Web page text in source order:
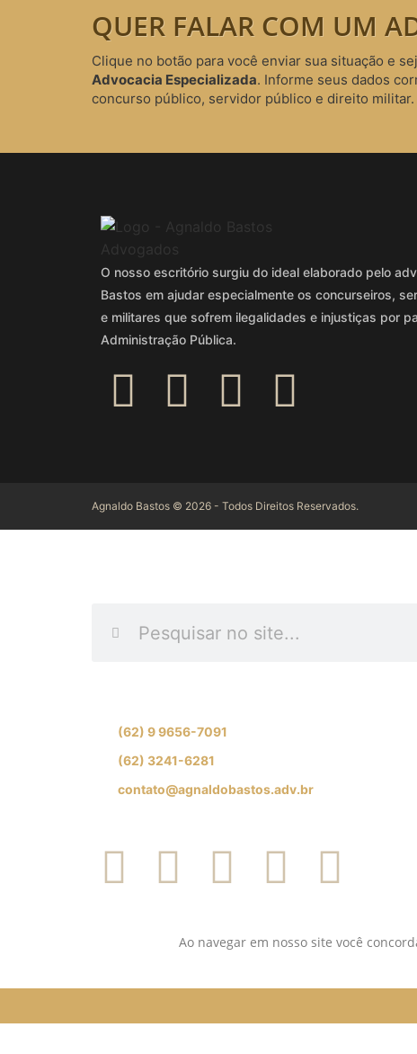
QUER FALAR COM UM
Clique no botão para você enviar sua situação e
Advocacia Especializada. Informe seus dados
concurso público, servidor público e direito militar.
O nosso escritório surgiu do ideal elaborado pelo
Bastos em ajudar especialmente os concurseiros,
e militares que sofrem ilegalidades e injustiças por
Administração Pública.
Agnaldo Bastos © 2026 - Todos Direitos Reservados.
(62) 9 9656-7091
(62) 3241-6281
contato@agnaldobastos.adv.br
Ao navegar em nosso site você